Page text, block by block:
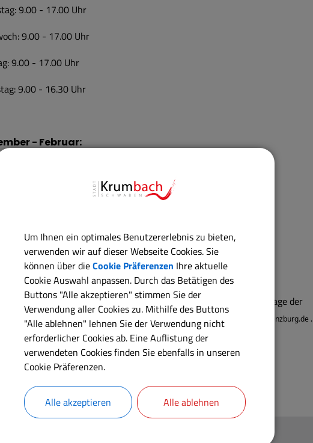
9.00 - 17.00 Uhr
9.00 - 17.00 Uhr
9.00 - 17.00 Uhr
9.00 - 16.30 Uhr
- Februar:
9.00 - 17.00 Uhr
9.00 - 17.00 Uhr
9.00 - 17.00 Uhr
9.00 - 15.00 Uhr
ohne Gewähr! Nähere Informationen finden Sie auf der Homepage der
des Landkreis Günzburg unter www.kaw.landkreis-guenzburg.de .
Um Ihnen ein optimales Benutzererlebnis zu bieten,
verwenden wir auf dieser Webseite Cookies. Sie
können über dieCookie Präferenzen Ihre aktuelle
Cookie Auswahl anpassen. Durch das Betätigen des
Buttons "Alle akzeptieren" stimmen Sie der
Verwendung aller Cookies zu. Mithilfe des Buttons
"Alle ablehnen" lehnen Sie der Verwendung nicht
erforderlicher Cookies ab. Eine Auflistung der
verwendeten Cookies finden Sie ebenfalls in unseren
Cookie Präferenzen.
Alle akzeptieren Alle ablehnen